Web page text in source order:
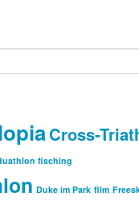
Cross-
fisching
Duke im Park film